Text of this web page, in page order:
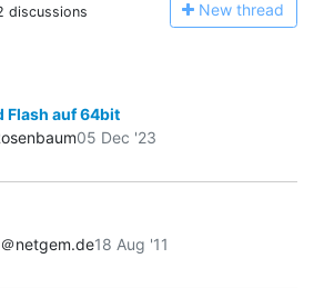
discussions New thread
Flash auf 64bit
05 Dec '23
netgem.de18 Aug '11